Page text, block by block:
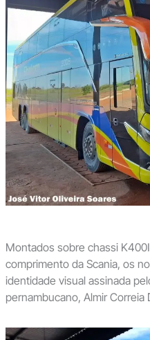
Montados sobre chassi
comprimento da Scania, os
identidade visual assinada
pernambucano, Almir Correia